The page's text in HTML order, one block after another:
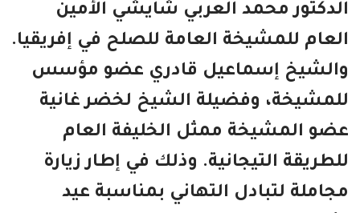
الدكتور محمد العربي شايشي الأمين
العام للمشيخة العامة للصلح في إفريقيا.
والشيخ إسماعيل قادري عضو مؤسس
للمشيخة، وفضيلة الشيخ لخضر غانية
عضو المشيخة ممثل الخليفة العام
للطريقة التيجانية. وذلك في إطار زيارة
مجاملة لتبادل التهاني بمناسبة عيد